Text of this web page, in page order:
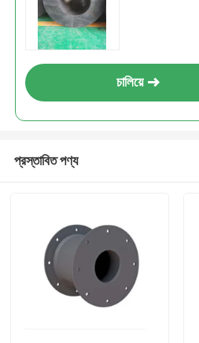
চালিয়ে
প্রস্তাবিত পণ্য